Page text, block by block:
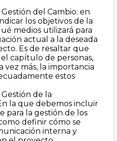
del Cambio: en
los objetivos de la
medios utilizará para
actual a la deseada
Es de resaltar que
capítulo de personas,
vez más, la importancia
estos
de la
la que debemos incluir
para la gestión de los
definir cómo se
interna y